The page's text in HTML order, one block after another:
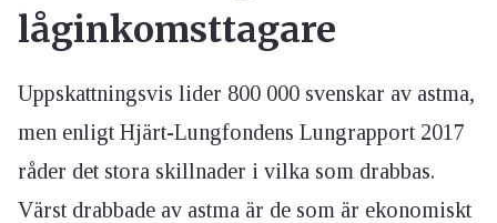
låginkomsttagare
Uppskattningsvis lider 800 000 svenskar av astma,
men enligt Hjärt-Lungfondens Lungrapport 2017
råder det stora skillnader i vilka som drabbas.
Värst drabbade av astma är de som är ekonomiskt